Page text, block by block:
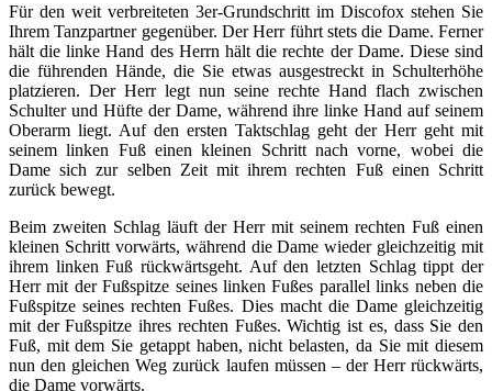
Für den weit verbreiteten 3er-Grundschritt im Discofox stehen Sie
Ihrem Tanzpartner gegenüber. Der Herr führt stets die Dame. Ferner
hält die linke Hand des Herrn hält die rechte der Dame. Diese sind
die führenden Hände, die Sie etwas ausgestreckt in Schulterhöhe
platzieren. Der Herr legt nun seine rechte Hand flach zwischen
Schulter und Hüfte der Dame, während ihre linke Hand auf seinem
Oberarm liegt. Auf den ersten Taktschlag geht der Herr geht mit
seinem linken Fuß einen kleinen Schritt nach vorne, wobei die
Dame sich zur selben Zeit mit ihrem rechten Fuß einen Schritt
zurück bewegt.
Beim zweiten Schlag läuft der Herr mit seinem rechten Fuß einen
kleinen Schritt vorwärts, während die Dame wieder gleichzeitig mit
ihrem linken Fuß rückwärtsgeht. Auf den letzten Schlag tippt der
Herr mit der Fußspitze seines linken Fußes parallel links neben die
Fußspitze seines rechten Fußes. Dies macht die Dame gleichzeitig
mit der Fußspitze ihres rechten Fußes. Wichtig ist es, dass Sie den
Fuß, mit dem Sie getappt haben, nicht belasten, da Sie mit diesem
nun den gleichen Weg zurück laufen müssen – der Herr rückwärts,
die Dame vorwärts.